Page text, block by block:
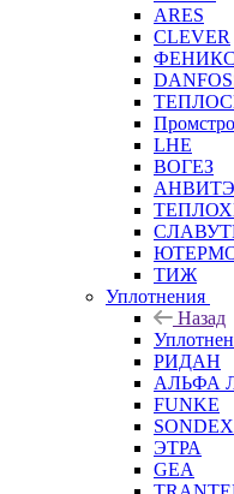
ARES
CLEVER
ФЕНИКС
LHE
ВОГЕЗ
ТИЖ
Уплотнения
Назад
РИДАН
АЛЬФА
FUNKE
SONDEX
ЭТРА
GEA